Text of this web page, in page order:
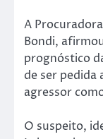
A
Bondi,
prognóstico
de ser pedida
agressor
O suspeito,